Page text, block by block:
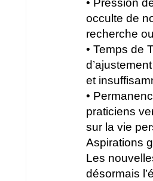
• Pression
occulte de
recherche
• Temps de
et
•
praticiens
sur la vie
Aspirations
Les
désormais